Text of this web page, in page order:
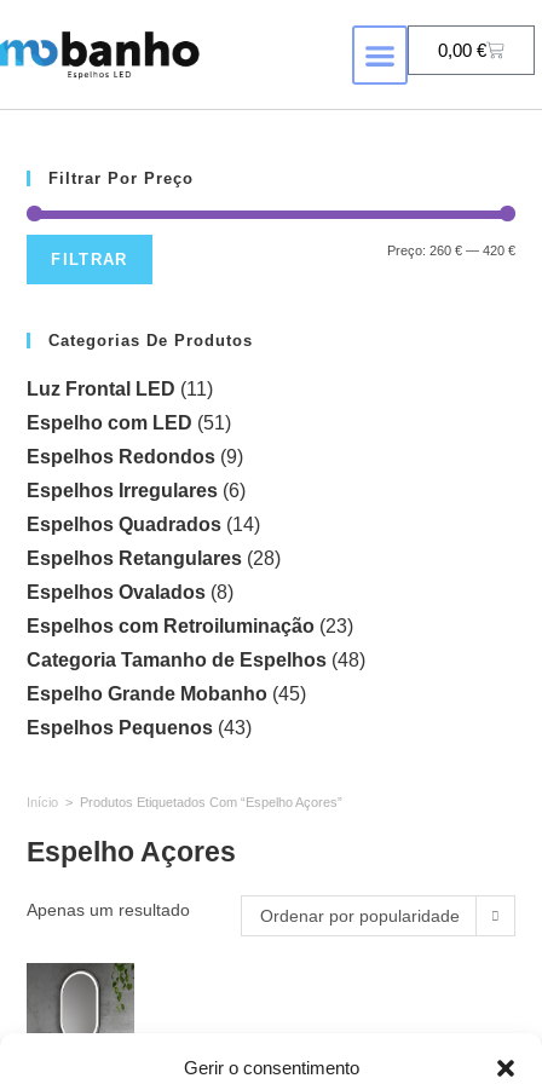
Gerir o consentimento
0,00 €
Filtrar Por Preço
FILTRAR Preço: 260 €— 420 €
Categorias De Produtos
Luz Frontal LED (11)
Espelho com LED (51)
Espelhos Redondos (9)
Espelhos Irregulares (6)
Espelhos Quadrados (14)
Espelhos Retangulares (28)
Espelhos Ovalados (8)
Espelhos com Retroiluminação (23)
Categoria Tamanho de Espelhos (48)
Espelho Grande Mobanho (45)
Espelhos Pequenos (43)
Início > Produtos Etiquetados Com “Espelho Açores”
Espelho Açores
Apenas um resultado Ordenar por popularidade